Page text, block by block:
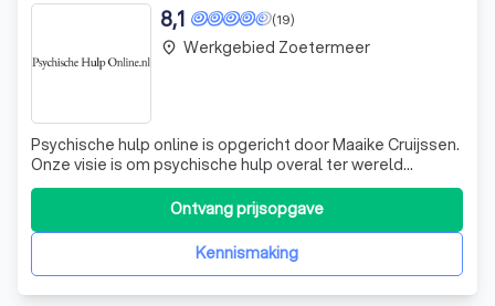
(19)
8,1
Psychische hulp online is opgericht door Maaike Cruijssen.
Onze visie is om psychische hulp overal ter wereld
bereikbaar te maken. Bereikbaar voor mensen die
behoefte hebben aan zorg en zodat psychologen ook
vanuit meerdere locaties kunnen werken. Tijdens
verschillende reizen is het Maaike helder g
Kennismaking
Ontvang prijsopgave
place Werkgebied Zoetermeer